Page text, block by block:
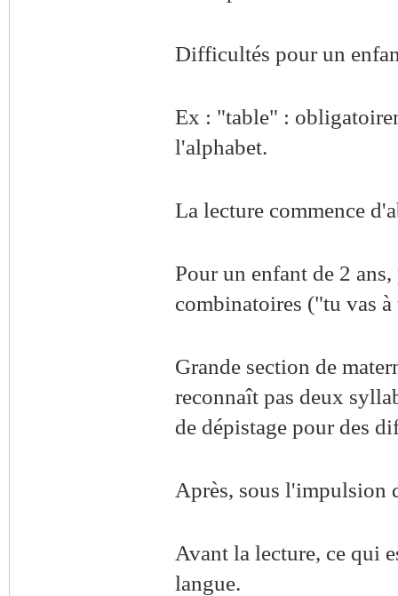
Difficultés pour un
Ex : "table" :
l'alphabet.
La lecture commence
Pour un enfant de 2
combinatoires ("tu vas
Grande section de
reconnaît pas deux
de dépistage pour des
Après, sous l'impulsion
Avant la lecture, ce qui
langue.